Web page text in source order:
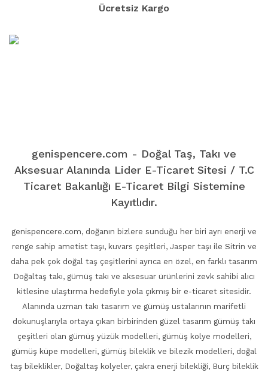
Ücretsiz Kargo
genispencere.com - Doğal Taş, Takı ve
Aksesuar Alanında Lider E-Ticaret Sitesi / T.C
Ticaret Bakanlığı E-Ticaret Bilgi Sistemine
Kayıtlıdır.
genispencere.com, doğanın bizlere sunduğu her biri ayrı enerji ve
renge sahip ametist taşı, kuvars çeşitleri, Jasper taşı ile Sitrin ve
daha pek çok doğal taş çeşitlerini ayrıca en özel, en farklı tasarım
Doğaltaş takı, gümüş takı ve aksesuar ürünlerini zevk sahibi alıcı
kitlesine ulaştırma hedefiyle yola çıkmış bir e-ticaret sitesidir.
Alanında uzman takı tasarım ve gümüş ustalarının marifetli
dokunuşlarıyla ortaya çıkan birbirinden güzel tasarım gümüş takı
çeşitleri olan gümüş yüzük modelleri, gümüş kolye modelleri,
gümüş küpe modelleri, gümüş bileklik ve bilezik modelleri, doğal
taş bileklikler, Doğaltaş kolyeler, çakra enerji bilekliği, Burç bileklik